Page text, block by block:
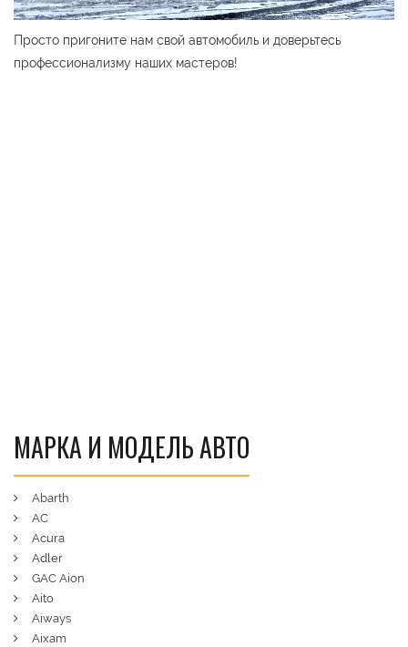
Просто пригоните нам свой автомобиль и доверьтесь
профессионализму наших мастеров!
МАРКА И МОДЕЛЬ АВТО
Abarth
AC
Acura
Adler
GAC Aion
Aito
Aiways
Aixam